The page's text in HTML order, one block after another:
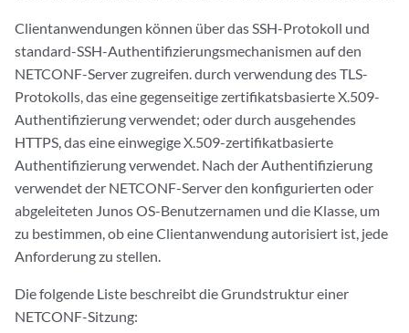
Clientanwendungen können über das SSH-Protokoll und
standard-SSH-Authentifizierungsmechanismen auf den
NETCONF-Server zugreifen. durch verwendung des TLS-
Protokolls, das eine gegenseitige zertifikatsbasierte X.509-
Authentifizierung verwendet; oder durch ausgehendes
HTTPS, das eine einwegige X.509-zertifikatbasierte
Authentifizierung verwendet. Nach der Authentifizierung
verwendet der NETCONF-Server den konfigurierten oder
abgeleiteten Junos OS-Benutzernamen und die Klasse, um
zu bestimmen, ob eine Clientanwendung autorisiert ist, jede
Anforderung zu stellen.
Die folgende Liste beschreibt die Grundstruktur einer
NETCONF-Sitzung: